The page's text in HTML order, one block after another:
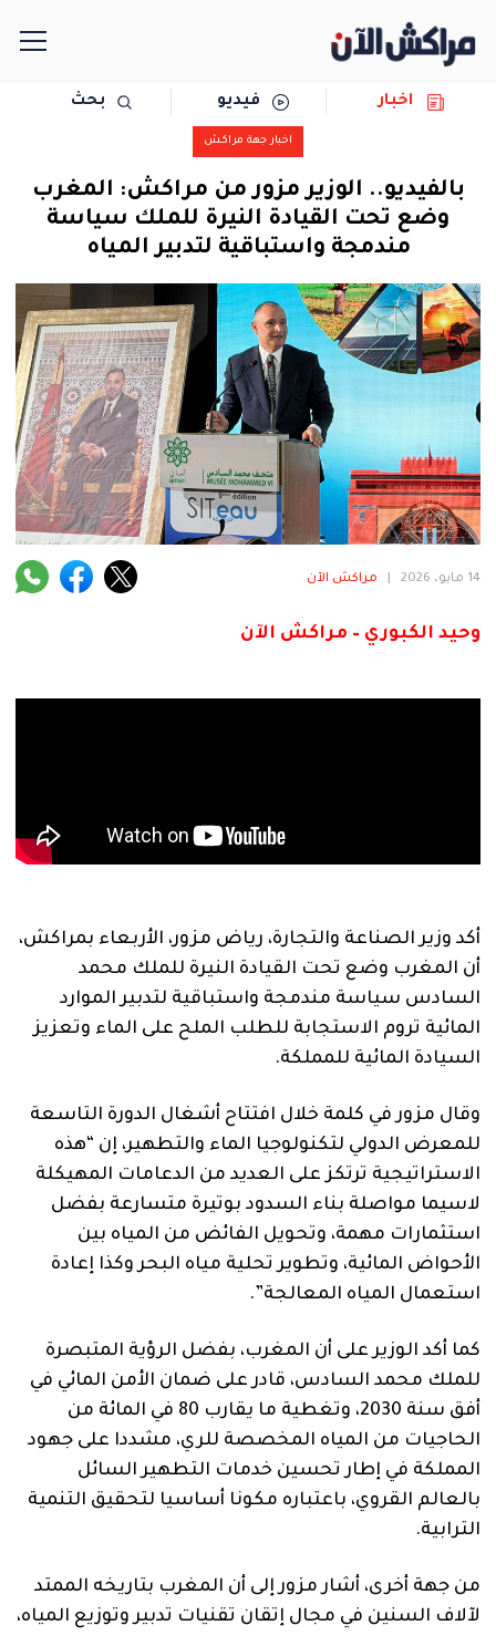
مجتمع
سياسة
رياضة
حوادث
المرأة
فنية
اخبار فيديو بحث
اخبار جهة مراكش
بالفيديو.. الوزير مزور من مراكش: المغرب
وضع تحت القيادة النيرة للملك سياسة
مندمجة واستباقية لتدبير المياه
14 مايو، 2026 مراكش الآن
وحيد الكبوري – مراكش الآن
أكد وزير الصناعة والتجارة، رياض مزور، الأربعاء بمراكش،
أن المغرب وضع تحت القيادة النيرة للملك محمد
السادس سياسة مندمجة واستباقية لتدبير الموارد
المائية تروم الاستجابة للطلب الملح على الماء وتعزيز
السيادة المائية للمملكة.
وقال مزور في كلمة خلال افتتاح أشغال الدورة التاسعة
للمعرض الدولي لتكنولوجيا الماء والتطهير، إن “هذه
الاستراتيجية ترتكز على العديد من الدعامات المهيكلة
لاسيما مواصلة بناء السدود بوتيرة متسارعة بفضل
استثمارات مهمة، وتحويل الفائض من المياه بين
الأحواض المائية، وتطوير تحلية مياه البحر وكذا إعادة
استعمال المياه المعالجة”.
كما أكد الوزير على أن المغرب، بفضل الرؤية المتبصرة
للملك محمد السادس، قادر على ضمان الأمن المائي في
أفق سنة 2030، وتغطية ما يقارب 80 في المائة من
الحاجيات من المياه المخصصة للري، مشددا على جهود
المملكة في إطار تحسين خدمات التطهير السائل
بالعالم القروي، باعتباره مكونا أساسيا لتحقيق التنمية
الترابية.
من جهة أخرى، أشار مزور إلى أن المغرب بتاريخه الممتد
لآلاف السنين في مجال إتقان تقنيات تدبير وتوزيع المياه،